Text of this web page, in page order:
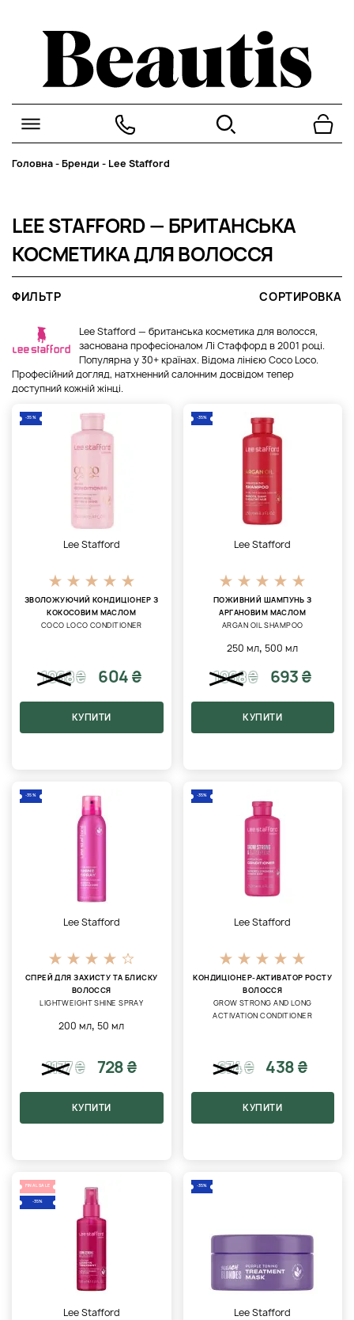
Головна-Бренди - Lee Stafford
LEE STAFFORD — БРИТАНСЬКА
КОСМЕТИКА ДЛЯ ВОЛОССЯ
ФИЛЬТР СОРТИРОВКА
Lee Stafford — британська косметика для волосся,
заснована професіоналом Лі Стаффорд в 2001 році.
Популярна у 30+ країнах. Відома лінією Coco Loco.
Професійний догляд, натхненний салонним досвідом тепер
доступний кожній жінці.
-35%
Lee Stafford
ЗВОЛОЖУЮЧИЙ КОНДИЦІОНЕР З
КОКОСОВИМ МАСЛОМ
COCO LOCO CONDITIONER
1068₴ 604 ₴
КУПИТИ
-35%
Lee Stafford
ПОЖИВНИЙ ШАМПУНЬ З
АРГАНОВИМ МАСЛОМ
ARGAN OIL SHAMPOO
250 мл, 500 мл
1068₴ 693 ₴
КУПИТИ
-35%
Lee Stafford
СПРЕЙ ДЛЯ ЗАХИСТУ ТА БЛИСКУ
ВОЛОССЯ
LIGHTWEIGHT SHINE SPRAY
200 мл, 50 мл
1177₴ 728 ₴
КУПИТИ
-35%
Lee Stafford
КОНДИЦІОНЕР-АКТИВАТОР РОСТУ
ВОЛОССЯ
GROW STRONG AND LONG
ACTIVATION CONDITIONER
674₴ 438 ₴
КУПИТИ
FINAL SALE
-35%
Lee Stafford
-35%
Lee Stafford